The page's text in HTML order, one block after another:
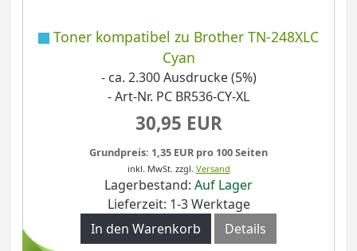
Toner kompatibel zu Brother TN-248XLC
Cyan
- ca. 2.300 Ausdrucke (5%)
- Art-Nr. PC BR536-CY-XL
30,95 EUR
Grundpreis: 1,35 EUR pro 100 Seiten
inkl. MwSt. zzgl. Versand
Lagerbestand: Auf Lager
Lieferzeit: 1-3 Werktage
In den Warenkorb
Details